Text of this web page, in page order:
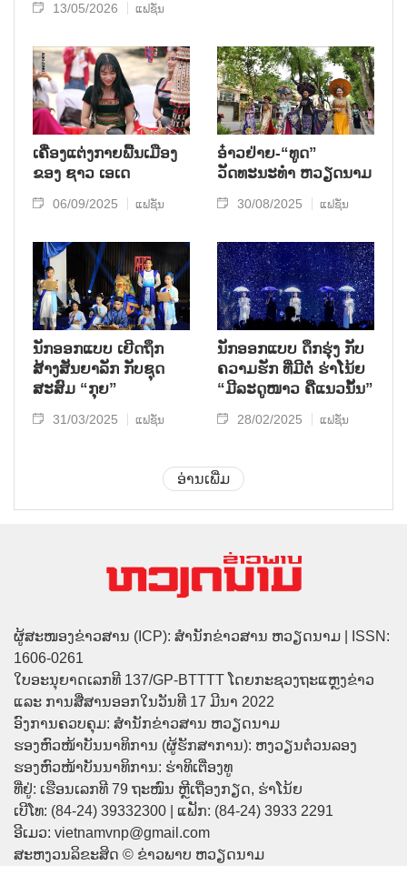
13/05/2026 ແຟຊັ່ນ
ເຄື່ອງແຕ່ງກາຍພື້ນເມືອງ
ຂອງ ຊາວ ເອເດ
06/09/2025 ແຟຊັ່ນ
ອ໋າວຢ່າຍ-“ທູດ”
ວັດທະນະທຳ ຫວຽດນາມ
30/08/2025 ແຟຊັ່ນ
ນັກອອກແບບ ເຍີດຖຶກ
ສ້າງສັນຍາລັກ ກັບຊຸດ
ສະສົມ “ກຸຍ”
31/03/2025 ແຟຊັ່ນ
ນັກອອກແບບ ດຶກຮຸ່ງ ກັບ
ຄວາມຮັກ ທ່ີມີຕໍ່ ຮ່າໂນ້ຍ
“ມີລະດູໜາວ ຄືແນວນັ້ນ”
28/02/2025 ແຟຊັ່ນ
ອ່ານເພີ່ມ
ຜູ້ສະໜອງຂ່າວສານ (ICP): ສຳນັກຂ່າວສານ ຫວຽດນາມ | ISSN:
1606-0261
ໃບອະນຸຍາດເລກທີ 137/GP-BTTTT ໂດຍກະຊວງຖະແຫຼງຂ່າວ
ແລະ ການສື່ສານອອກໃນວັນທີ 17 ມີນາ 2022
ອົງການຄວບຄຸມ: ສຳນັກຂ່າວສານ ຫວຽດນາມ
ຮອງຫົວໜ້າບັນນາທິການ (ຜູ້ຮັກສາການ): ຫງວຽນຕ໋ວນລອງ
ຮອງຫົວໜ້າບັນນາທິການ: ຮ່າທິເຕື່ອງທູ
ທີ່ຢູ່: ເຮືອນເລກທີ 79 ຖະໜົນ ຫຼີເຖື່ອງກຽດ, ຮ່າໂນ້ຍ
ເບີໂທ: (84-24) 39332300 | ແຟັກ: (84-24) 3933 2291
ອີເມວ: vietnamvnp@gmail.com
ສະຫງວນລິຂະສິດ © ຂ່າວພາບ ຫວຽດນາມ